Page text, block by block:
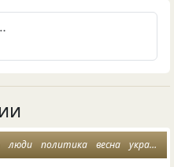
люди политика весна украина